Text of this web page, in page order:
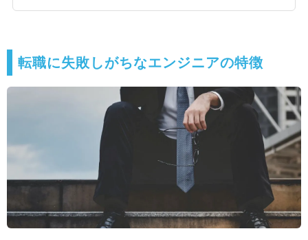
います。
転職に失敗しがちなエンジニアの特徴